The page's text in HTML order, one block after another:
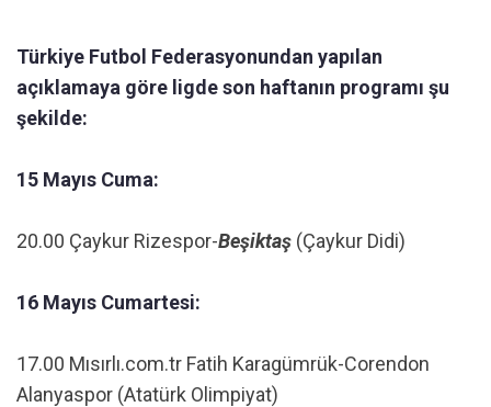
Türkiye Futbol Federasyonundan yapılan
açıklamaya göre ligde son haftanın programı şu
şekilde:
15 Mayıs Cuma:
20.00 Çaykur Rizespor-Beşiktaş (Çaykur Didi)
16 Mayıs Cumartesi:
17.00 Mısırlı.com.tr Fatih Karagümrük-Corendon
Alanyaspor (Atatürk Olimpiyat)